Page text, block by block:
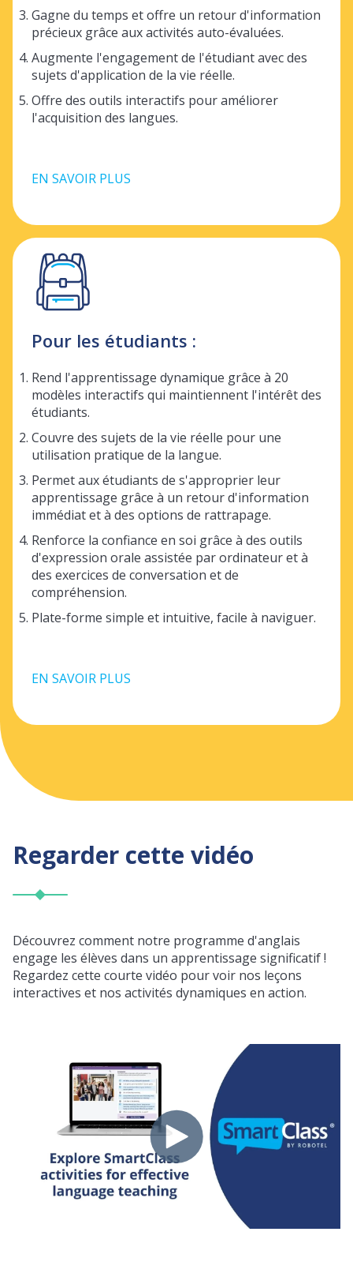
Gagne du temps et offre un retour d'information
précieux grâce aux activités auto-évaluées.
Augmente l'engagement de l'étudiant avec des
sujets d'application de la vie réelle.
Offre des outils interactifs pour améliorer
l'acquisition des langues.
EN SAVOIR PLUS
Pour les étudiants :
Rend l'apprentissage dynamique grâce à 20
modèles interactifs qui maintiennent l'intérêt des
étudiants.
Couvre des sujets de la vie réelle pour une
utilisation pratique de la langue.
Permet aux étudiants de s'approprier leur
apprentissage grâce à un retour d'information
immédiat et à des options de rattrapage.
Renforce la confiance en soi grâce à des outils
d'expression orale assistée par ordinateur et à
des exercices de conversation et de
compréhension.
Plate-forme simple et intuitive, facile à naviguer.
EN SAVOIR PLUS
Regarder cette vidéo
Découvrez comment notre programme d'anglais
engage les élèves dans un apprentissage significatif !
Regardez cette courte vidéo pour voir nos leçons
interactives et nos activités dynamiques en action.